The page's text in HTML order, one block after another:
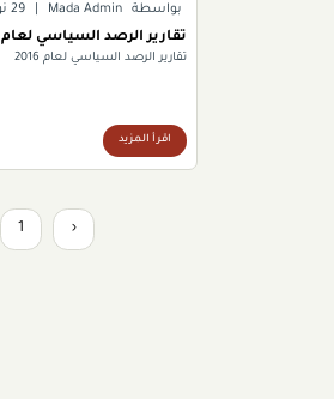
بواسطة Mada Admin 29 نوفمبر 2016
تقارير الرصد السياسي لعام 2016
تقارير الرصد السياسي لعام 2016
اقرأ المزيد
‹
1